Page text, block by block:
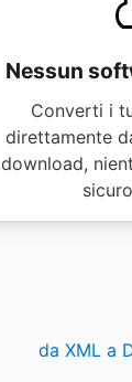
Nessun
Converti i
direttamente
download,
da XML a